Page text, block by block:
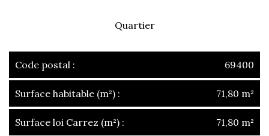
Quartier
Code postal : 69400
Surface habitable (m²) : 71,80 m²
Surface loi Carrez (m²) : 71,80 m²